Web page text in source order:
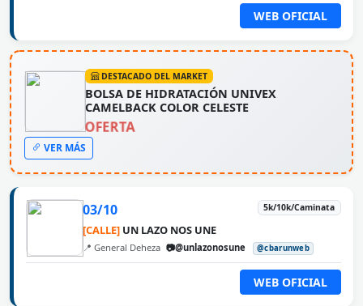
WEB OFICIAL
DESTACADO DEL MARKET
BOLSA DE HIDRATACIÓN UNIVEX
CAMELBACK COLOR CELESTE
OFERTA
VER MÁS
03/10 5k/10k/Caminata
[CALLE] UN LAZO NOS UNE
📍 General Deheza 📷@unlazonosune @cbarunweb
WEB OFICIAL